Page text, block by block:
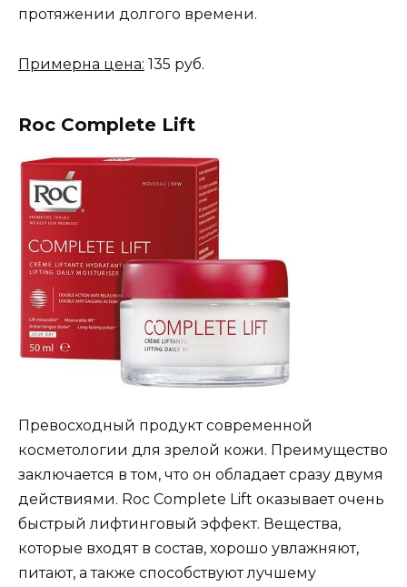
протяжении долгого времени.
Примерна цена: 135 руб.
Roc Complete Lift
Превосходный продукт современной
косметологии для зрелой кожи. Преимущество
заключается в том, что он обладает сразу двумя
действиями. Roc Complete Lift оказывает очень
быстрый лифтинговый эффект. Вещества,
которые входят в состав, хорошо увлажняют,
питают, а также способствуют лучшему